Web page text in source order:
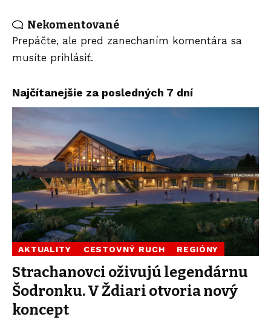
Nekomentované
Prepáčte, ale pred zanechaním komentára sa
musíte prihlásiť.
Najčítanejšie za posledných 7 dní
AKTUALITY CESTOVNÝ RUCH REGIÓNY
Strachanovci oživujú legendárnu
Šodronku. V Ždiari otvoria nový
koncept